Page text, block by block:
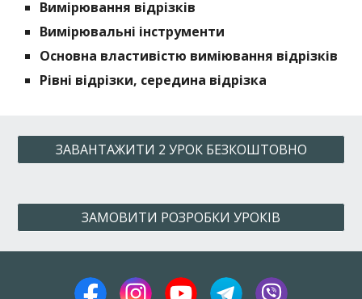
Вимірювання відрізків
Вимірювальні інструменти
Основна властивістю виміювання відрізків
Рівні відрізки, середина відрізка
ЗАВАНТАЖИТИ 2 УРОК БЕЗКОШТОВНО
ЗАМОВИТИ РОЗРОБКИ УРОКІВ